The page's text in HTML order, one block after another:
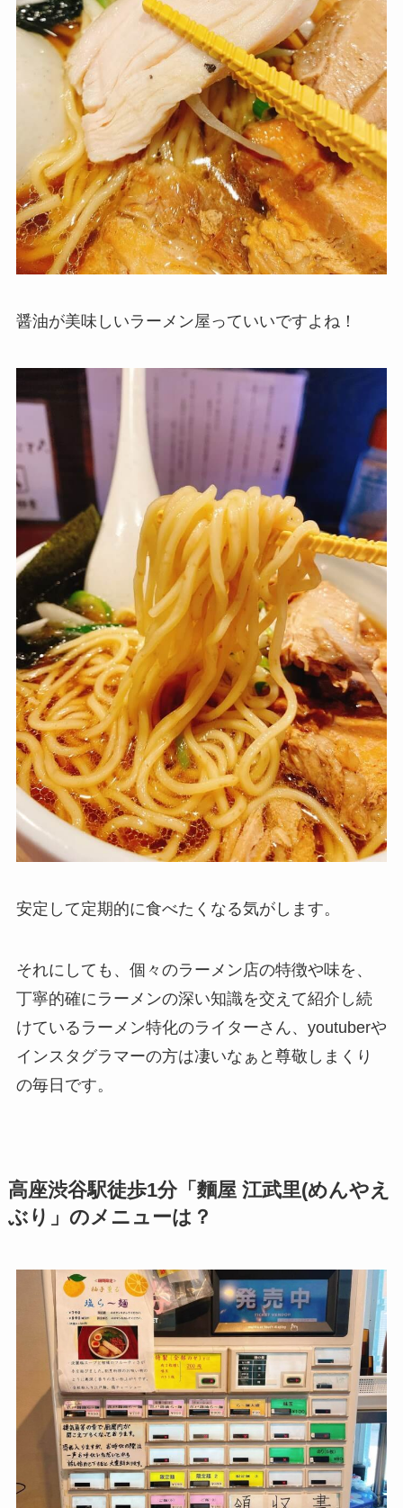
醤油が美味しいラーメン屋っていいですよね！
安定して定期的に食べたくなる気がします。
それにしても、個々のラーメン店の特徴や味を、
丁寧的確にラーメンの深い知識を交えて紹介し続
けているラーメン特化のライターさん、youtuberや
インスタグラマーの方は凄いなぁと尊敬しまくり
の毎日です。
高座渋谷駅徒歩1分「麵屋 江武里(めんやえ
ぶり」のメニューは？